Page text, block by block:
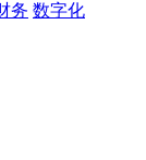
务 数字化